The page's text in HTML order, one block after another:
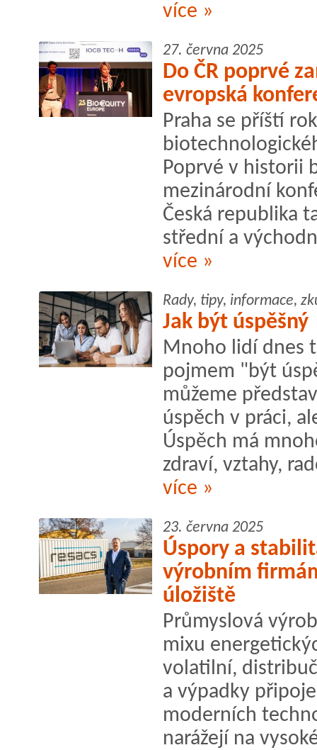
více »
27. června 2025
Do ČR poprvé
evropská
Praha se příští
Poprvé v historii
mezinárodní
Česká republika
střední a
více »
Rady, tipy, informace,
Jak být úspěšný
Mnoho lidí dnes
pojmem "být
můžeme
úspěch v práci,
Úspěch má
zdraví, vztahy,
více »
23. června 2025
Úspory a
výrobním
úložiště
Průmyslová
mixu
volatilní,
a výpadky
moderních
narážejí na